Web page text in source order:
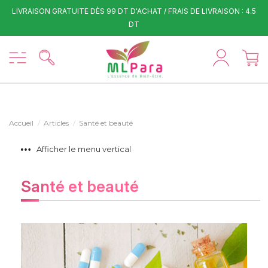
LIVRAISON GRATUITE DÈS 99 DT D'ACHAT / FRAIS DE LIVRAISON : 4.5
DT
Accueil Articles Santé et beauté
Afficher le menu vertical
Santé et beauté